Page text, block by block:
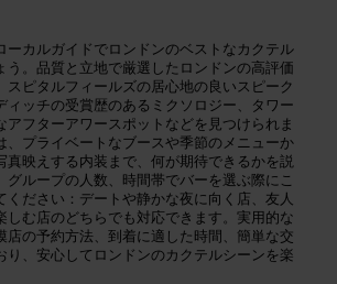
ーカルガイドでロンドンのベストなカクテル
う。品質と立地で厳選したロンドンの高評価
スピタルフィールズの居心地の良いスピーク
ィッチの受賞歴のあるミクソロジー、タワー
アフターアワースポットなどを見つけられま
、プライベートなブースや季節のメニューか
真映えする内装まで、何が期待できるかを説
グループの人数、時間帯でバーを選ぶ際にこ
ください：デートや静かな夜に向く店、友人
しむ店のどちらでも対応できます。実用的な
店の予約方法、到着に適した時間、簡単な交
り、安心してロンドンのカクテルシーンを楽